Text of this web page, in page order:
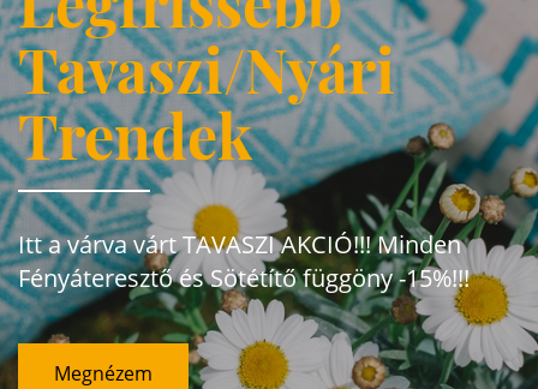
Tavaszi/Nyári
Trendek
Itt a várva várt TAVASZI AKCIÓ!!! Minden
Fényáteresztő és Sötétítő függöny -15%!!!
Megnézem